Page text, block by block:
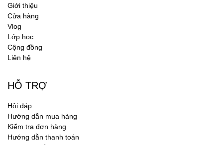
Giới thiệu
Cửa hàng
Vlog
Lớp học
Cộng đồng
Liên hệ
HỖ TRỢ
Hỏi đáp
Hướng dẫn mua hàng
Kiểm tra đơn hàng
Hướng dẫn thanh toán